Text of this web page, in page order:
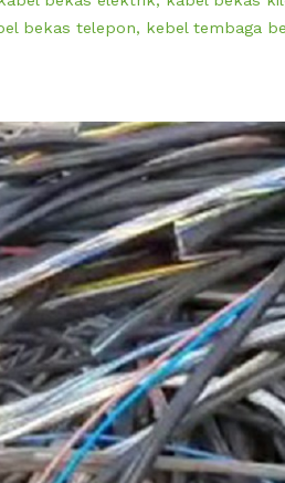
bekas telepon, kebel tembaga